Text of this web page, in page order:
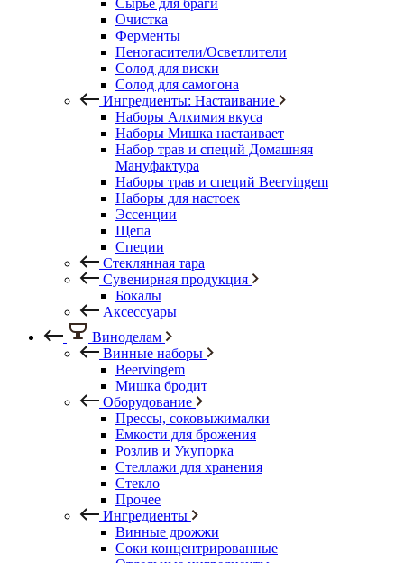
Сырье для браги
Очистка
Ферменты
Пеногасители/Осветлители
Солод для виски
Солод для самогона
Ингредиенты: Настаивание
Наборы Алхимия вкуса
Наборы Мишка настаивает
Набор трав и специй Домашняя
Мануфактура
Наборы трав и специй Beervingem
Наборы для настоек
Эссенции
Щепа
Специи
Стеклянная тара
Сувенирная продукция
Бокалы
Аксессуары
Виноделам
Винные наборы
Beervingem
Мишка бродит
Оборудование
Прессы, соковыжималки
Емкости для брожения
Розлив и Укупорка
Стеллажи для хранения
Стекло
Прочее
Ингредиенты
Винные дрожжи
Соки концентрированные